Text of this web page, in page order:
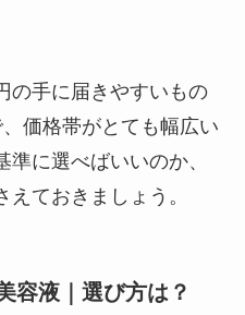
の手に届きやすいもの
価格帯がとても幅広い
に選べばいいのか、
ておきましょう。
容液｜選び方は？